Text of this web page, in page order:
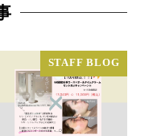
STAFF BLOG